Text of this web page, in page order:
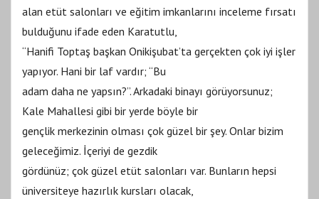
alan etüt salonları ve eğitim imkanlarını inceleme fırsatı
bulduğunu ifade eden Karatutlu,
“Hanifi Toptaş başkan Onikişubat’ta gerçekten çok iyi işler
yapıyor. Hani bir laf vardır; “Bu
adam daha ne yapsın?”. Arkadaki binayı görüyorsunuz;
Kale Mahallesi gibi bir yerde böyle bir
gençlik merkezinin olması çok güzel bir şey. Onlar bizim
geleceğimiz. İçeriyi de gezdik
gördünüz; çok güzel etüt salonları var. Bunların hepsi
üniversiteye hazırlık kursları olacak,